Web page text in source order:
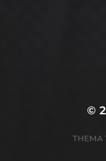
©
THEMA